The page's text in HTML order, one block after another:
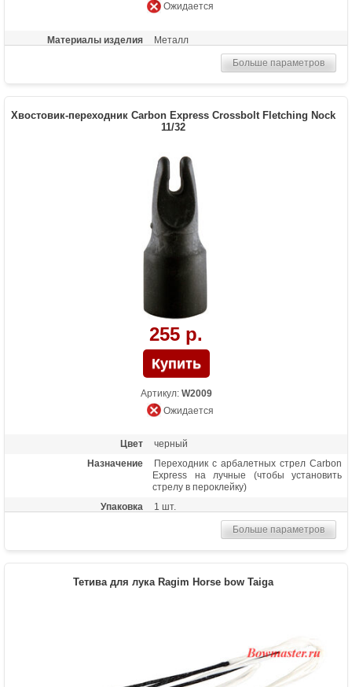
Ожидается
Материалы изделия Металл
Больше параметров
Хвостовик-переходник Carbon Express Crossbolt Fletching Nock
11/32
255 р.
Артикул: W2009
Ожидается
Цвет
черный
Назначение
Переходник с арбалетных стрел Carbon
Express на лучные (чтобы установить
стрелу в пероклейку)
Упаковка
1 шт.
Больше параметров
Тетива для лука Ragim Horse bow Taiga